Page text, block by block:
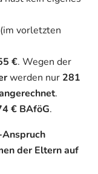
vorletzten
€. Wegen der
werden nur 281
.
€ BAföG.
der Eltern auf